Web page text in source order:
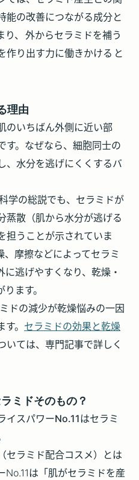
能の改善につながる成分と
、 外からセラミドを補う
作り出す力に働きかける と
理由
のいちばん外側に近い部
す。なぜなら、細胞同士の
、水分を逃げにくくするバ
学の総説でも、セラミドが
蒸散（肌から水分が逃げる
担うことが示されていま
、摩擦などによってセラミ
に逃げやすくなり、乾燥・
ます。
ドの減少が乾燥悩みの一因
。 セラミドの効果と乾燥
いては、専門記事で詳しく
ミドそのもの？
イスパワーNo.11はセラミ
セラミド配合コスメ）とは
No.11は「肌がセラミドを産